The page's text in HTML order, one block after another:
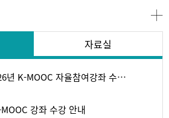
경희사이버대학교 2026년 K-MOOC 자율참여강좌 수강 안내
강좌 수강 안내
자료실